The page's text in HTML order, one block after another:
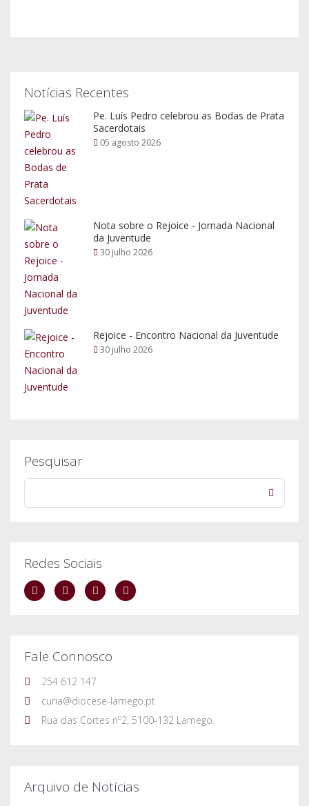
Notícias Recentes
Pe. Luís Pedro celebrou as Bodas de Prata
Sacerdotais
05 agosto 2026
Nota sobre o Rejoice - Jornada Nacional
da Juventude
30 julho 2026
Rejoice - Encontro Nacional da Juventude
30 julho 2026
Pesquisar
Redes Sociais
Fale Connosco
254 612 147
curia@diocese-lamego.pt
Rua das Cortes nº2, 5100-132 Lamego.
Arquivo de Notícias